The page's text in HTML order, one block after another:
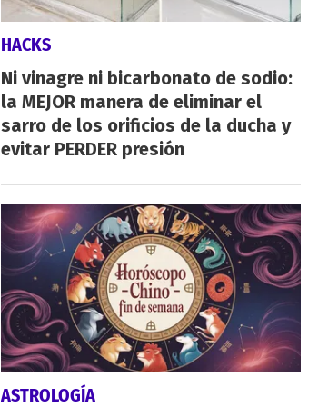
HACKS
Ni vinagre ni bicarbonato de sodio:
la MEJOR manera de eliminar el
sarro de los orificios de la ducha y
evitar PERDER presión
ASTROLOGÍA